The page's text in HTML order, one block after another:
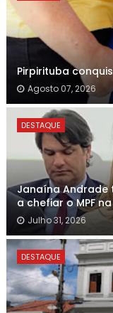
Pirpirituba
Agosto 07, 2026
DESTAQUE
Janaína Andrade
a chefiar o MPF na
Julho 31, 2026
DESTAQUE